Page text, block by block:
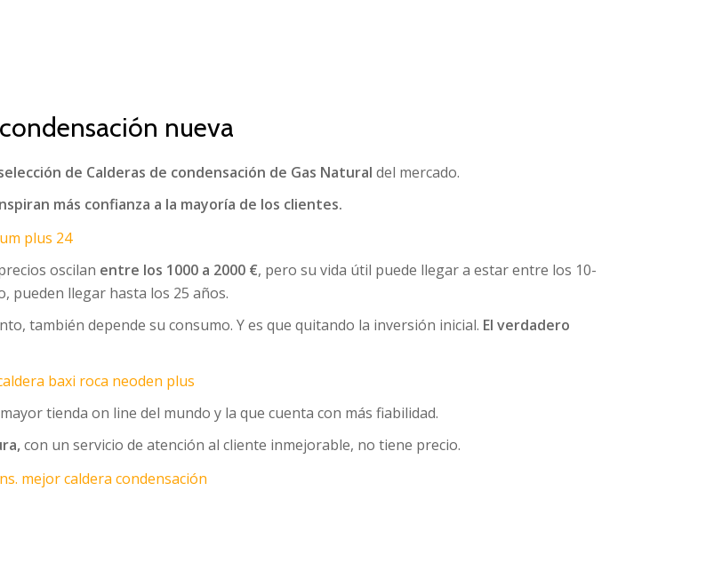
nueva
de Calderas de condensación de Gas Natural del mercado.
más confianza a la mayoría de los clientes.
oscilan entre los 1000 a 2000 €, pero su vida útil puede llegar a estar entre los 10-
pueden llegar hasta los 25 años.
también depende su consumo. Y es que quitando la inversión inicial. El verdadero
tienda on line del mundo y la que cuenta con más fiabilidad.
con un servicio de atención al cliente inmejorable, no tiene precio.